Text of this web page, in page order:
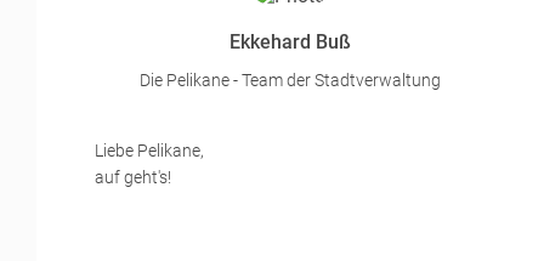
Ekkehard Buß
Die Pelikane - Team der Stadtverwaltung
Liebe Pelikane,
auf geht's!